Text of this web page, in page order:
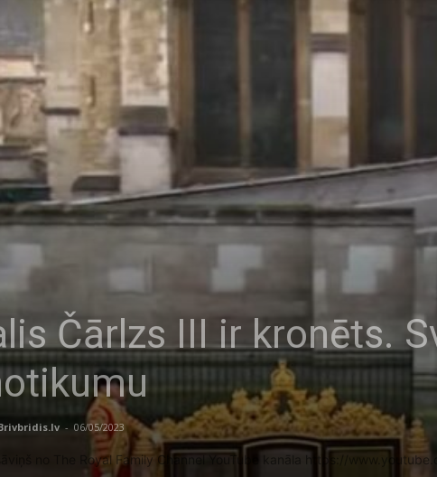
Čārlzs III ir kronēts.
- 06/05/2023
no The Royal Family Channel YouTube kanāla https://